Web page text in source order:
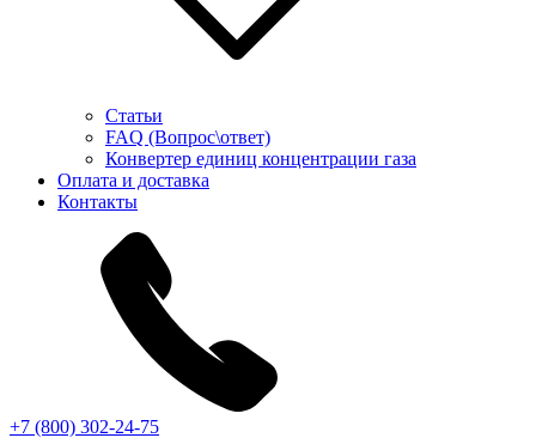
Статьи
FAQ (Вопрос\ответ)
Конвертер единиц концентрации газа
Оплата и доставка
Контакты
+7 (800) 302-24-75